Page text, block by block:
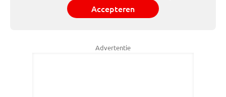
Accepteren
Advertentie